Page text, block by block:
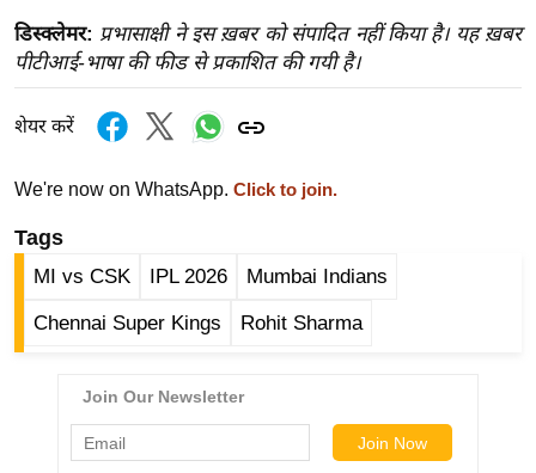
w
s
इ
स्टा
इ
ल
क्नॉ
डिस्क्लेमर: प्रभासाक्षी ने इस ख़बर को संपादित नहीं किया है। यह ख़बर
पीटीआई-भाषा की फीड से प्रकाशित की गयी है।
शेयर करें
We're now on WhatsApp. Click to join.
Tags
MI vs CSK IPL 2026 Mumbai Indians
Chennai Super Kings Rohit Sharma